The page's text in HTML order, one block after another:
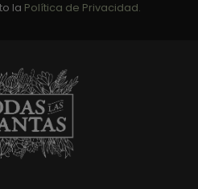
la Política de Privacidad.